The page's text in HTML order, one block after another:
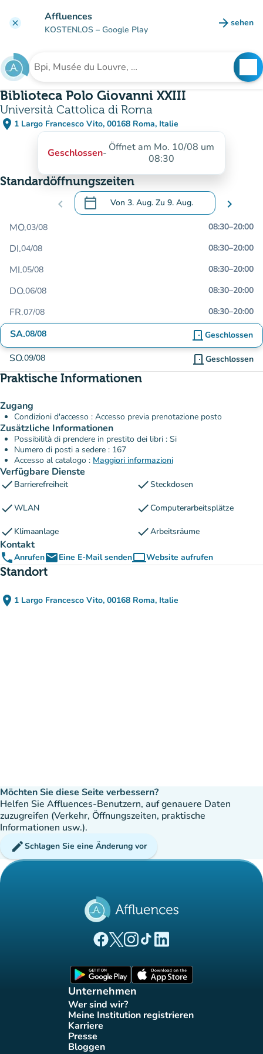
clear Affluences
KOSTENLOS – Google Play arrow_forward sehen
(new
Suche nach einer Einrichtung
Biblioteca Polo Giovanni XXIII
Università Cattolica di Roma
place 1 Largo Francesco Vito, 00168 Roma, Italie
(in Google Maps öffnen)
(new tab)
Geschlossen- Öffnet am Mo. 10/08 um
08:30
Standardöffnungszeiten
chevron_left calendar_today Von 3. Aug. Zu 9. Aug.
.Öffnen Sie den Kalender, um Daten zu
chevron_right
MO.03/08 08:30–20:00
DI.04/08 08:30–20:00
MI.05/08 08:30–20:00
DO.06/08 08:30–20:00
FR.07/08 08:30–20:00
SA.08/08 door_front Geschlossen
SO.09/08 door_front Geschlossen
Praktische Informationen
Zugang
Condizioni d'accesso : Accesso previa prenotazione posto
Zusätzliche Informationen
Possibilità di prendere in prestito dei libri : Si
Numero di posti a sedere : 167
Accesso al catalogo : Maggiori informazioni
Verfügbare Dienste
check Barrierefreiheit checkSteckdosen
checkWLAN checkComputerarbeitsplätze
check Klimaanlage checkArbeitsräume
Kontakt
phoneAnrufenemailEine E-Mail sendencomputerWebsite aufrufen
(new tab)
Standort
place 1 Largo Francesco Vito, 00168 Roma, Italie
(in Google Maps öffnen)
(new tab)
Möchten Sie diese Seite verbessern?
Helfen Sie Affluences-Benutzern, auf genauere Daten
zuzugreifen (Verkehr, Öffnungszeiten, praktische
Informationen usw.).
editSchlagen Sie eine Änderung vor
(new tab)
(new tab)
(new tab)(new tab)
(new tab)
Unternehmen
Wer sind wir?
(new tab)
Meine Institution registrieren
(new tab)
Karriere(new tab)
Presse(new tab)
Bloggen